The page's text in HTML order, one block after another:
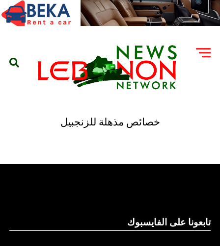
خصائص مذهلة للزنجبيل
تابعونا على الفايسبوك